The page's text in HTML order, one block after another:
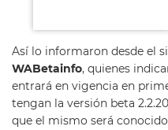
Así lo informaron desde el
WABetainfo, quienes
entrará en vigencia en
tengan la versión beta
que el mismo será